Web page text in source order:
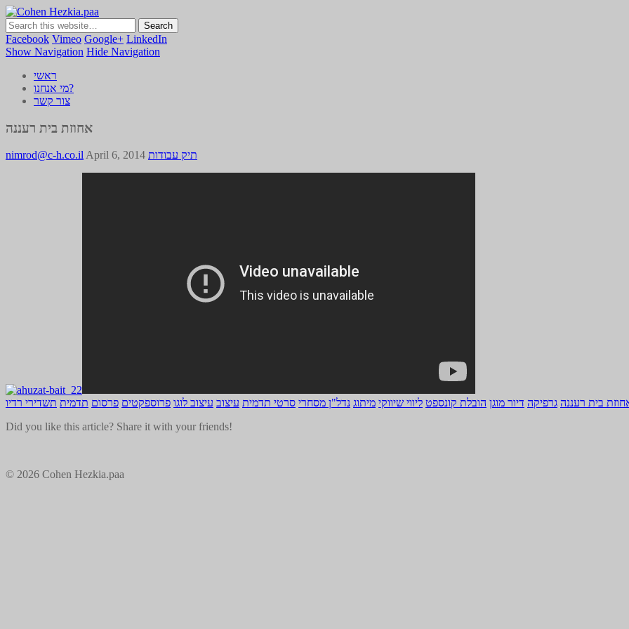
כהן חזקיה | מיתוג | תדמית | משרד פרסום
Facebook Vimeo Google+ LinkedIn
Show Navigation Hide Navigation
ראשי
מי אנחנו?
צור קשר
אחוזת בית רעננה
nimrod@c-h.co.ilApril 6, 2014 תיק עבודות
בית רעננה גרפיקה דיור מוגן הובלת קונספט ליווי שיווקי מיתוג נדל"ן מסחרי סרטי תדמית עיצוב עיצוב לוגו פרוספקטים פרסום תדמית תשדירי רדיו
Did you like this article? Share it with your friends!
© 2026 Cohen Hezkia.paa